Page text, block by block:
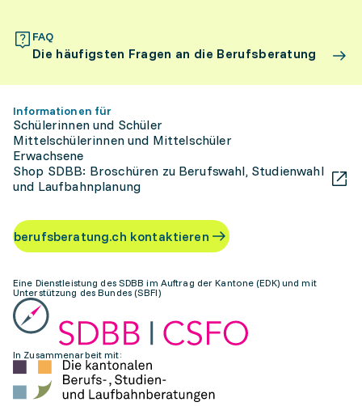
FAQ
Die häufigsten Fragen an die Berufsberatung
Informationen für
Schülerinnen und Schüler
Mittelschülerinnen und Mittelschüler
Erwachsene
Shop SDBB: Broschüren zu Berufswahl, Studienwahl
und Laufbahnplanung
berufsberatung.ch kontaktieren
Eine Dienstleistung des SDBB im Auftrag der Kantone (EDK) und mit
Unterstützung des Bundes (SBFI)
In Zusammenarbeit mit: